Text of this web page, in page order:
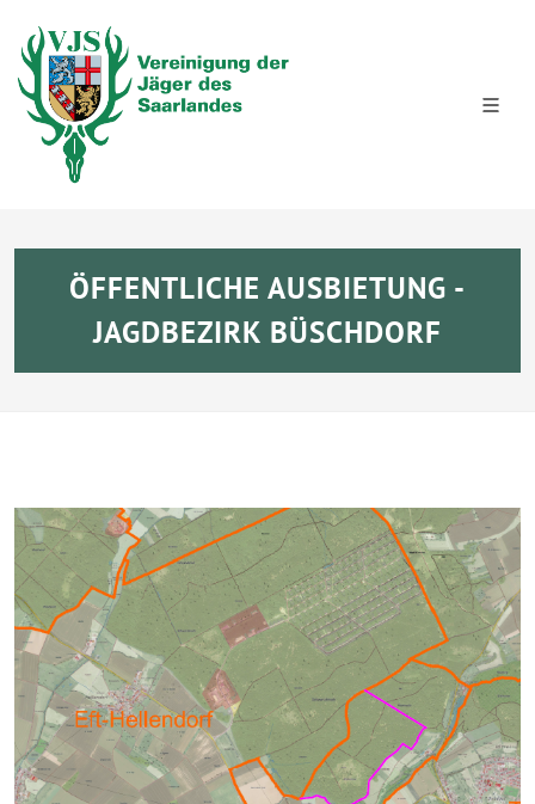
ÖFFENTLICHE AUSBIETUNG -
JAGDBEZIRK BÜSCHDORF